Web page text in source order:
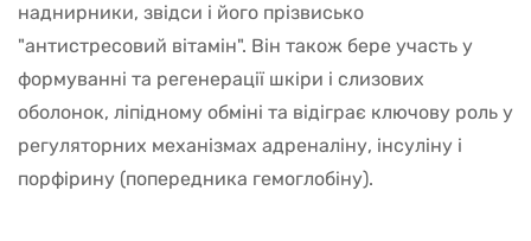
наднирники, звідси і його прізвисько
"антистресовий вітамін". Він також бере участь у
формуванні та регенерації шкіри і слизових
оболонок, ліпідному обміні та відіграє ключову роль у
регуляторних механізмах адреналіну, інсуліну і
порфірину (попередника гемоглобіну).